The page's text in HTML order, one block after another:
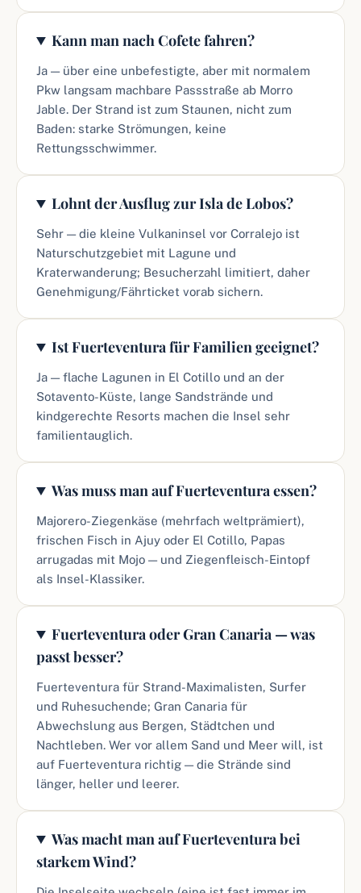
Kann man nach Cofete fahren?
Ja — über eine unbefestigte, aber mit normalem
Pkw langsam machbare Passstraße ab Morro
Jable. Der Strand ist zum Staunen, nicht zum
Baden: starke Strömungen, keine
Rettungsschwimmer.
Lohnt der Ausflug zur Isla de Lobos?
Sehr — die kleine Vulkaninsel vor Corralejo ist
Naturschutzgebiet mit Lagune und
Kraterwanderung; Besucherzahl limitiert, daher
Genehmigung/Fährticket vorab sichern.
Ist Fuerteventura für Familien geeignet?
Ja — flache Lagunen in El Cotillo und an der
Sotavento-Küste, lange Sandstrände und
kindgerechte Resorts machen die Insel sehr
familientauglich.
Was muss man auf Fuerteventura essen?
Majorero-Ziegenkäse (mehrfach weltprämiert),
frischen Fisch in Ajuy oder El Cotillo, Papas
arrugadas mit Mojo — und Ziegenfleisch-Eintopf
als Insel-Klassiker.
Fuerteventura oder Gran Canaria — was
passt besser?
Fuerteventura für Strand-Maximalisten, Surfer
und Ruhesuchende; Gran Canaria für
Abwechslung aus Bergen, Städtchen und
Nachtleben. Wer vor allem Sand und Meer will, ist
auf Fuerteventura richtig — die Strände sind
länger, heller und leerer.
Was macht man auf Fuerteventura bei
starkem Wind?